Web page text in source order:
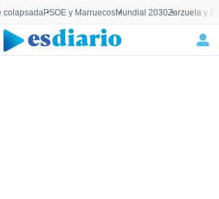
colapsadaPSOE y MarruecosMundial 2030Zarzuela y